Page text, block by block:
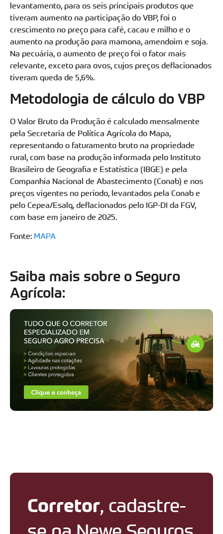
levantamento, para os seis principais produtos que
tiveram aumento na participação do VBP, foi o
crescimento no preço para café, cacau e milho e o
aumento na produção para mamona, amendoim e soja.
Na pecuária, o aumento de preço foi o fator mais
relevante, exceto para ovos, cujos preços deflacionados
tiveram queda de 5,6%.
Metodologia de cálculo do VBP
O Valor Bruto da Produção é calculado mensalmente
pela Secretaria de Política Agrícola do Mapa,
representando o faturamento bruto na propriedade
rural, com base na produção informada pelo Instituto
Brasileiro de Geografia e Estatística (IBGE) e pela
Companhia Nacional de Abastecimento (Conab) e nos
preços vigentes no período, levantados pela Conab e
pelo Cepea/Esalq, deflacionados pelo IGP-DI da FGV,
com base em janeiro de 2025.
Fonte: MAPA
Saiba mais sobre o Seguro
Agrícola:
Corretor, cadastre-